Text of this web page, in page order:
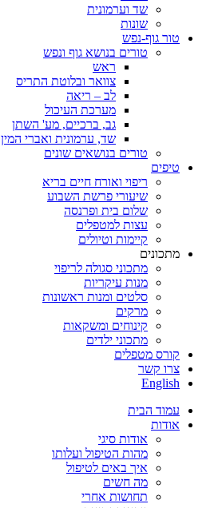
שד וערמונית
שונות
טור גוף-נפש
טורים בנושא גוף ונפש
ראש
צוואר ובלוטת התריס
לב – ריאה
מערכת העיכול
גב, ברכיים, מע' השתן
שד, ערמונית ואברי המין
טורים בנושאים שונים
טיפים
ריפוי ואורח חיים בריא
שיעורי פרשת השבוע
שלום בית ופרנסה
עצות למטפלים
קיימות וטיולים
מתכונים
מתכוני סגולה לריפוי
מנות עיקריות
סלטים ומנות ראשונות
מרקים
קינוחים ומשקאות
מתכוני ילדים
קורס מטפלים
צרו קשר
English
עמוד הבית
אודות
אודות סיגי
מהות הטיפול ועלותו
איך באים לטיפול
מה חשים
תחושות אחרי